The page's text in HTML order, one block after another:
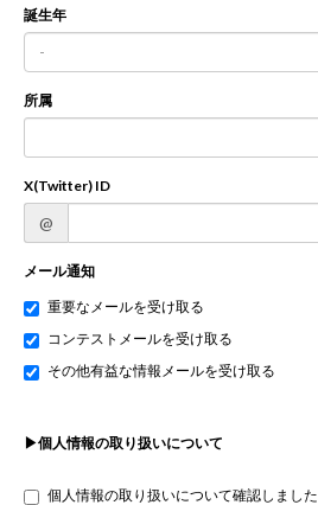
誕生年
-
所属
X(Twitter) ID
@
メール通知
重要なメールを受け取る
コンテストメールを受け取る
その他有益な情報メールを受け取る
▶個人情報の取り扱いについて
個人情報の取り扱いについて確認しました